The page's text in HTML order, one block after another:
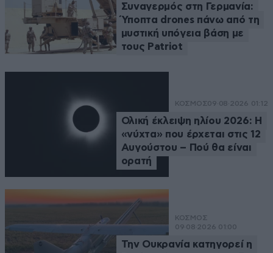
Συναγερμός στη Γερμανία:
Ύποπτα drones πάνω από τη
μυστική υπόγεια βάση με
τους Patriot
ΚΟΣΜΟΣ09·08·2026 01:12
Ολική έκλειψη ηλίου 2026: Η
«νύχτα» που έρχεται στις 12
Αυγούστου – Πού θα είναι
ορατή
ΚΟΣΜΟΣ
09·08·2026 01:00
Την Ουκρανία κατηγορεί η